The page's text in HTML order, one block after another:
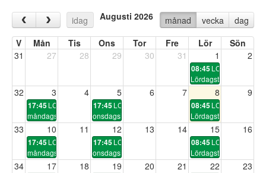
‹ › idag Augusti 2026 månad vecka dag
08:45 LC99
Lördagsturen
17:45 LC
måndagsturen
17:45 LC99
onsdagsintervaller
08:45 LC99
Lördagsturen
17:45 LC
måndagsturen
17:45 LC99
onsdagsintervaller
08:45 LC99
Lördagsturen
V Mån Tis Ons Tor Fre Lör
Sön
31
27 28 29 30 31 1 2
32 3 4 5 6 7 8 9
33 10 11 12 13 14 15 16
34 17 18 19 20 21 22 23